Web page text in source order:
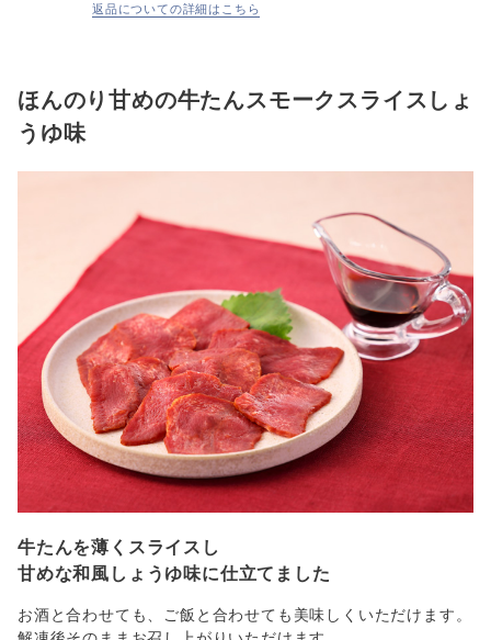
返品についての詳細はこちら
ほんのり甘めの牛たんスモークスライスしょ
うゆ味
牛たんを薄くスライスし
甘めな和風しょうゆ味に仕立てました
お酒と合わせても、ご飯と合わせても美味しくいただけます。